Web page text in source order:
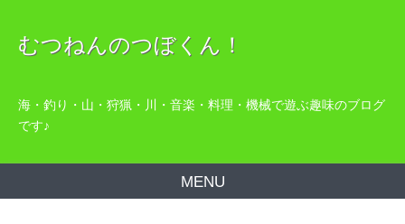
むつねんのつぼくん！
海・釣り・山・狩猟・川・音楽・料理・機械で遊ぶ趣味のブログ
です♪
MENU